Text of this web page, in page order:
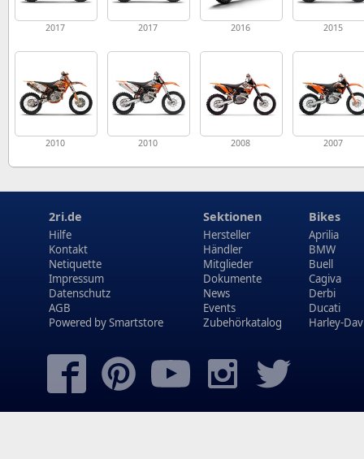
2017 2017 2016 2015
2010 2010 2008 2007
2ri.de
Hilfe
Kontakt
Netiquette
Impressum
Datenschutz
AGB
Powered bySmartstore
Sektionen
Hersteller
Händler
Mitglieder
Dokumente
News
Events
Zubehörkatalog
Bikes
Aprilia
BMW
Buell
Cagiva
Derbi
Ducati
Harley-